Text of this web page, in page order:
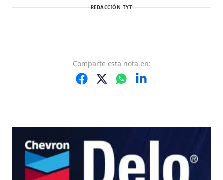
REDACCIÓN TYT
Comparte esta nota en: